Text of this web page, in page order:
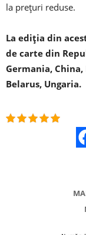
la preţuri reduse.
La ediţia din
de carte din
Germania,
Belarus, Ungaria.